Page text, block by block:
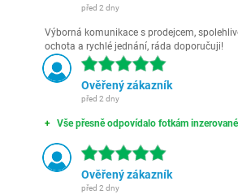
před 2 dny
Výborná komunikace s prodejcem,
ochota a rychlé jednání, ráda doporučuji!
Ověřený zákazník
před 2 dny
Vše přesně odpovídalo fotkám
Ověřený zákazník
před 2 dny